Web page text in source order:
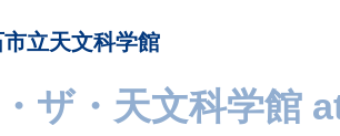
市立天文科学館
ザ・天文科学館